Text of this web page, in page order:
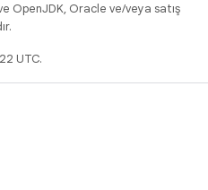
OpenJDK, Oracle ve/veya satış
UTC.